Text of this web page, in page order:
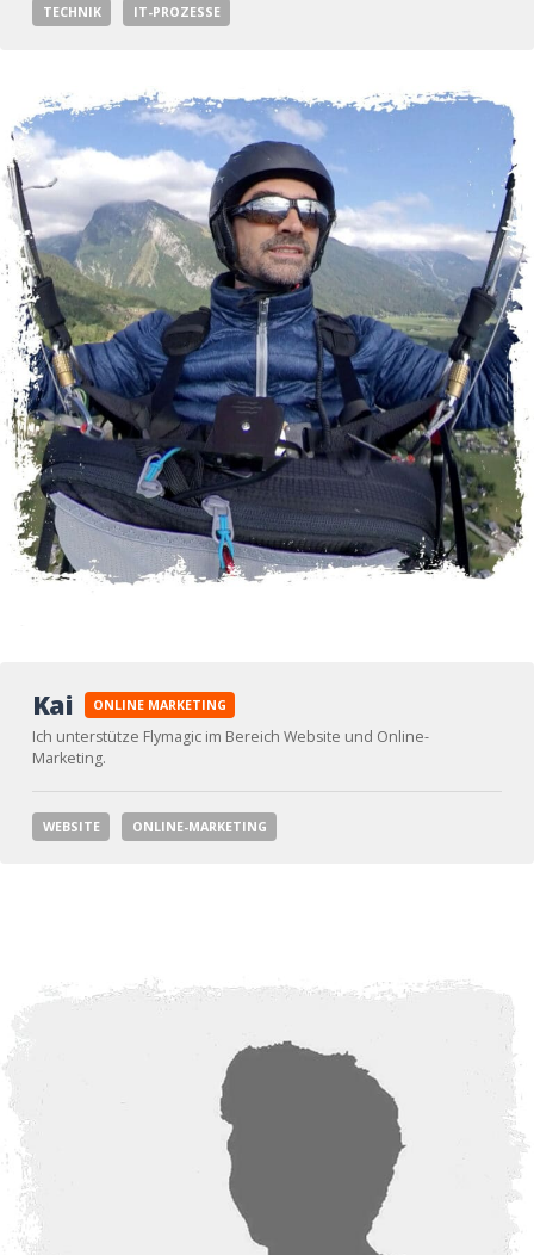
TECHNIK IT-PROZESSE
Kai ONLINE MARKETING
Ich unterstütze Flymagic im Bereich Website und Online-
Marketing.
WEBSITE ONLINE-MARKETING